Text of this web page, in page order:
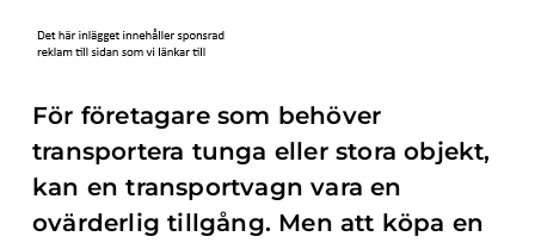
För företagare som behöver
transportera tunga eller stora objekt,
kan en transportvagn vara en
ovärderlig tillgång. Men att köpa en